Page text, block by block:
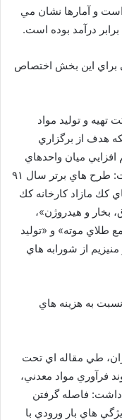
و آمارها نشان مي
براي اين بخش اختصاص
و توليد مواد
هدف از برگزاري
ميان واحدهاي
پژوهشي شركت هاي تابعه بوده است، گفت: طرح هاي برتر سال ۹۱
كك مازاد كارخانه كك
بخار و هيدروژن»،
طلاي موته» و «توليد
از شورابه هاي
به هزينه هاي
طي مقاله اي تحت
فرآوري مواد معدني،
داشت: فاصله گرفتن
هاي بار ورودي با